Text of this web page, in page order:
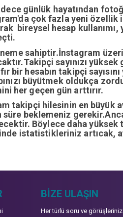
günlük hayatından
çok fazla yeni
bireysel hesap kullanımı,
sahiptir.İnstagram
sayınızı
bir hesabın takipçi
büyütmek oldukça
her geçen gün arttırır.
takipçi hilesinin en büyük
süre beklemeniz
Böylece daha yüksek
istatistikleriniz artıcak,
BIZE ULAŞIN
Her türlü soru ve